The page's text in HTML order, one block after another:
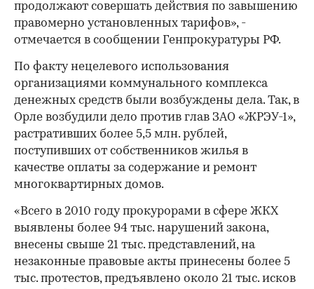
продолжают совершать действия по завышению
правомерно установленных тарифов», -
отмечается в сообщении Генпрокуратуры РФ.
По факту нецелевого использования
организациями коммунального комплекса
денежных средств были возбуждены дела. Так, в
Орле возбудили дело против глав ЗАО «ЖРЭУ-1»,
растративших более 5,5 млн. рублей,
поступивших от собственников жилья в
качестве оплаты за содержание и ремонт
многоквартирных домов.
«Всего в 2010 году прокурорами в сфере ЖКХ
выявлены более 94 тыс. нарушений закона,
внесены свыше 21 тыс. представлений, на
незаконные правовые акты принесены более 5
тыс. протестов, предъявлено около 21 тыс. исков